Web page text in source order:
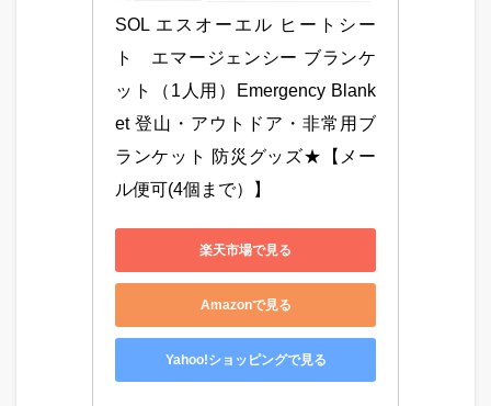
SOL エスオーエル ヒートシー
ト　エマージェンシー ブランケ
ット（1人用）Emergency Blank
et 登山・アウトドア・非常用ブ
ランケット 防災グッズ★【メー
ル便可(4個まで）】
楽天市場で見る
Amazonで見る
Yahoo!ショッピングで見る